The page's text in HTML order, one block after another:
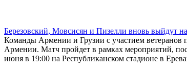
Березовский, Мовсисян и Пизелли вновь выйдут
Команды Армении и Грузии с участием ветеранов
Армении. Матч пройдет в рамках мероприятий,
июня в 19:00 на Республиканском стадионе в